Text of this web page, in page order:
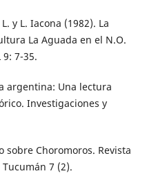
y L. Iacona (1982). La
La Aguada en el N.O.
7-35.
argentina: Una lectura
Investigaciones y
sobre Choromoros. Revista
7 (2).